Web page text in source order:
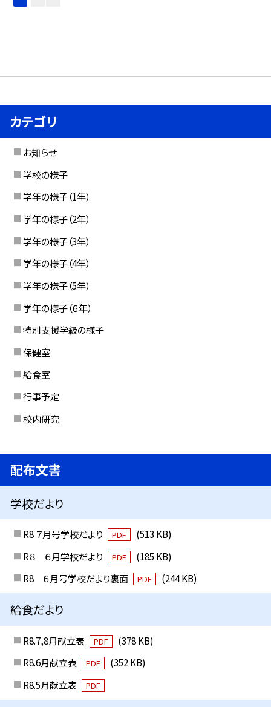
カテゴリ
お知らせ
学校の様子
学年の様子（1年）
学年の様子（2年）
学年の様子（3年）
学年の様子（4年）
学年の様子（5年）
学年の様子（６年）
特別支援学級の様子
保健室
給食室
行事予定
校内研究
配布文書
学校だより
R8 ７月号学校だより PDF
(513 KB)
R８ ６月学校だより
PDF
(185 KB)
R8 ６月号学校だより裏面
PDF (244 KB)
給食だより
R8.7,8月献立表 PDF
(378 KB)
R8.6月献立表
PDF
(352 KB)
R8.5月献立表
PDF